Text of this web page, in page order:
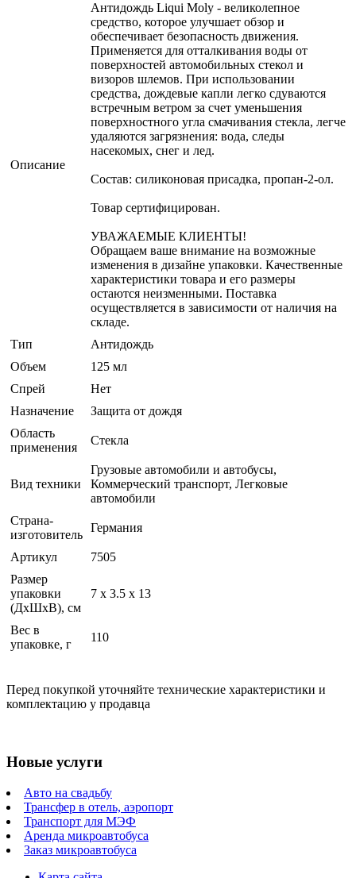
Описание
Антидождь Liqui Moly - великолепное
средство, которое улучшает обзор и
обеспечивает безопасность движения.
Применяется для отталкивания воды от
поверхностей автомобильных стекол и
визоров шлемов. При использовании
средства, дождевые капли легко сдуваются
встречным ветром за счет уменьшения
поверхностного угла смачивания стекла, легче
удаляются загрязнения: вода, следы
насекомых, снег и лед.
Состав: силиконовая присадка, пропан-2-ол.
Товар сертифицирован.
УВАЖАЕМЫЕ КЛИЕНТЫ!
Обращаем ваше внимание на возможные
изменения в дизайне упаковки. Качественные
характеристики товара и его размеры
остаются неизменными. Поставка
осуществляется в зависимости от наличия на
складе.
Тип
Антидождь
Объем
125 мл
Спрей
Нет
Назначение
Защита от дождя
Область
применения
Стекла
Вид техники
Грузовые автомобили и автобусы,
Коммерческий транспорт, Легковые
автомобили
Страна-
изготовитель
Германия
Артикул
7505
Размер
упаковки
(ДхШхВ), см
7 x 3.5 x 13
Вес в
упаковке, г
110
Перед покупкой уточняйте технические характеристики и
комплектацию у продавца
Новые услуги
Авто на свадьбу
Трансфер в отель, аэропорт
Транспорт для МЭФ
Аренда микроавтобуса
Заказ микроавтобуса